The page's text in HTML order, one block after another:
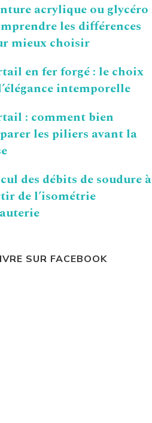
acrylique ou glycéro
les différences
mieux choisir
en fer forgé : le choix
intemporelle
: comment bien
les piliers avant la
des débits de soudure à
de l’isométrie
SUR FACEBOOK